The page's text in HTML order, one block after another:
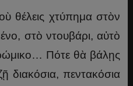
θέλεις χτύπημα στὸν
στὸ ντουβάρι, αὐτὸ
Πότε θὰ βάλῃς
πεντακόσια